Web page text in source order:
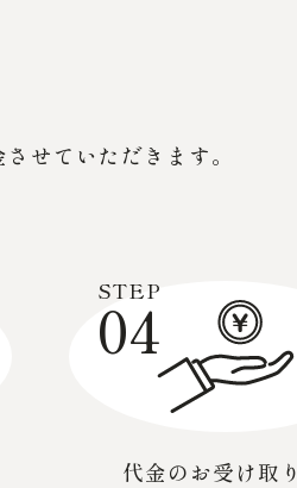
せていただきます。
STEP
04
代金の お受け取り